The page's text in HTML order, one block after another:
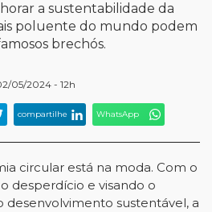
a sustentabilidade da
poluente do mundo podem
brechós.
05/2024 - 12h
compartilhe WhatsApp
circular está na moda. Com o
desperdício e visando o
desenvolvimento sustentável, a